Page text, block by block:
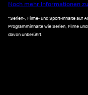
Noch mehr Informationen
*Serien-, Filme- und Sport-Inhalte auf
Programminhalte wie Serien, Filme
davon unberührt.